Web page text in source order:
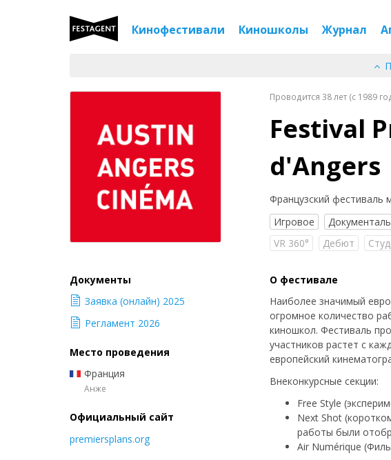
Кинофестивали Киношколы Журнал
Проводится 38 лет (c 1989
Festival
d'Angers
Французский фестиваль
Игровое
VR 360°
Дебют
О фестивале
Наиболее значимый
огромное количество
киношкол. Фестиваль
участников растет с
европейский
Внеконкурсные секции:
Free Style
Next Shot
работы были
Air Numérique
Документы
Заявка (онлайн) 2025
Регламент 2026
Место проведения
Франция
Анже
Официальный сайт
premiersplans.org